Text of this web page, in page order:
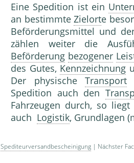
Eine Spedition ist ein
an bestimmteZielorte
Beförderungsmittel und
zählen weiter die
Beförderung bezogener
des Gutes, Kennzeichnung
Der physische Transport
Spedition auch den
Fahrzeugen durch, so
auch Logistik, Grundlagen
Spediteurversandbescheinigung | Nächster